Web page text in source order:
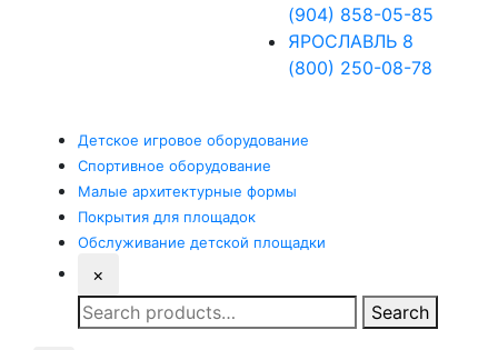
(904) 858-05-85
ЯРОСЛАВЛЬ 8
(800) 250-08-78
Детское игровое оборудование
Спортивное оборудование
Малые архитектурные формы
Покрытия для площадок
Обслуживание детской площадки
×
Search
for:
Search